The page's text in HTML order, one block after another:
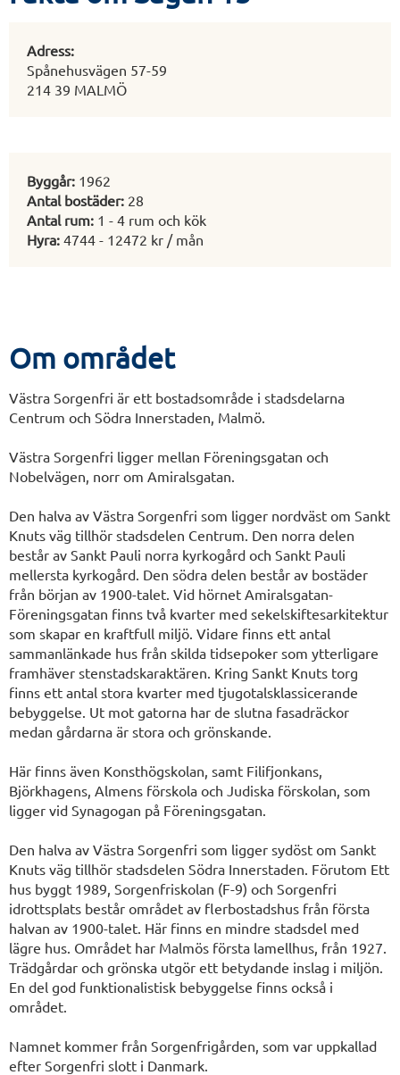
Adress:
Spånehusvägen 57-59
214 39 MALMÖ
Byggår: 1962
Antal bostäder: 28
Antal rum: 1 - 4 rum och kök
Hyra: 4744 - 12472 kr / mån
Om området
Västra Sorgenfri är ett bostadsområde i stadsdelarna
Centrum och Södra Innerstaden, Malmö.
Västra Sorgenfri ligger mellan Föreningsgatan och
Nobelvägen, norr om Amiralsgatan.
Den halva av Västra Sorgenfri som ligger nordväst om Sankt
Knuts väg tillhör stadsdelen Centrum. Den norra delen
består av Sankt Pauli norra kyrkogård och Sankt Pauli
mellersta kyrkogård. Den södra delen består av bostäder
från början av 1900-talet. Vid hörnet Amiralsgatan-
Föreningsgatan finns två kvarter med sekelskiftesarkitektur
som skapar en kraftfull miljö. Vidare finns ett antal
sammanlänkade hus från skilda tidsepoker som ytterligare
framhäver stenstadskaraktären. Kring Sankt Knuts torg
finns ett antal stora kvarter med tjugotalsklassicerande
bebyggelse. Ut mot gatorna har de slutna fasadräckor
medan gårdarna är stora och grönskande.
Här finns även Konsthögskolan, samt Filifjonkans,
Björkhagens, Almens förskola och Judiska förskolan, som
ligger vid Synagogan på Föreningsgatan.
Den halva av Västra Sorgenfri som ligger sydöst om Sankt
Knuts väg tillhör stadsdelen Södra Innerstaden. Förutom Ett
hus byggt 1989, Sorgenfriskolan (F-9) och Sorgenfri
idrottsplats består området av flerbostadshus från första
halvan av 1900-talet. Här finns en mindre stadsdel med
lägre hus. Området har Malmös första lamellhus, från 1927.
Trädgårdar och grönska utgör ett betydande inslag i miljön.
En del god funktionalistisk bebyggelse finns också i
området.
Namnet kommer från Sorgenfrigården, som var uppkallad
efter Sorgenfri slott i Danmark.